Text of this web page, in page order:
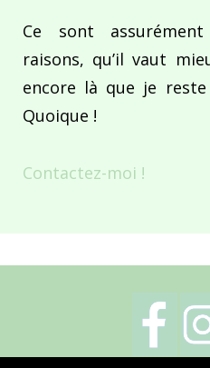
Ce sont
raisons, qu’il vaut
encore là que je
Quoique !
Contactez-moi !